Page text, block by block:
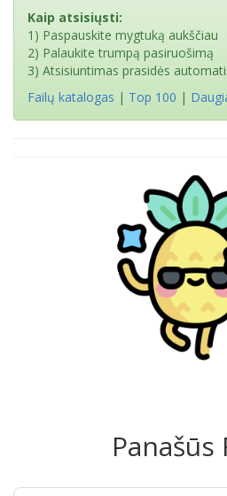
Kaip atsisiųsti:
1) Paspauskite mygtuką aukščiau
2) Palaukite trumpą pasiruošimą
3) Atsisiuntimas prasidės
Failų katalogas | Top 100 |
Panašūs